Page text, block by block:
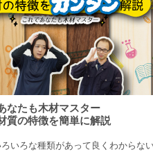
なたも木材マスター
質の特徴を簡単に解説
いろな種類があって良くわからな